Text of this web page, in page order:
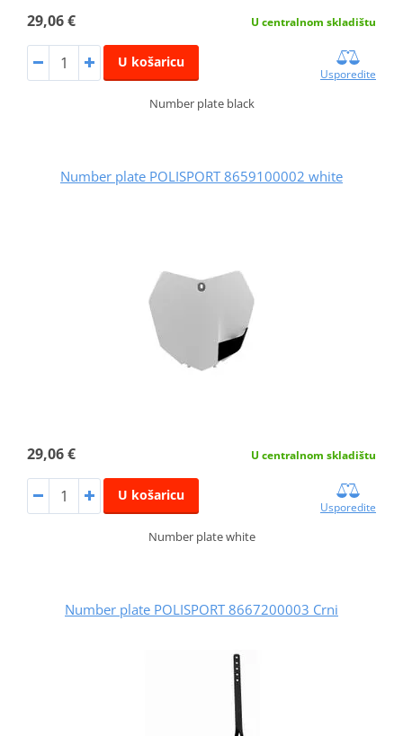
29,06 € U centralnom skladištu
U košaricu
Usporedite
Number plate black
Number plate POLISPORT 8659100002 white
29,06 € U centralnom skladištu
U košaricu
Usporedite
Number plate white
Number plate POLISPORT 8667200003 Crni